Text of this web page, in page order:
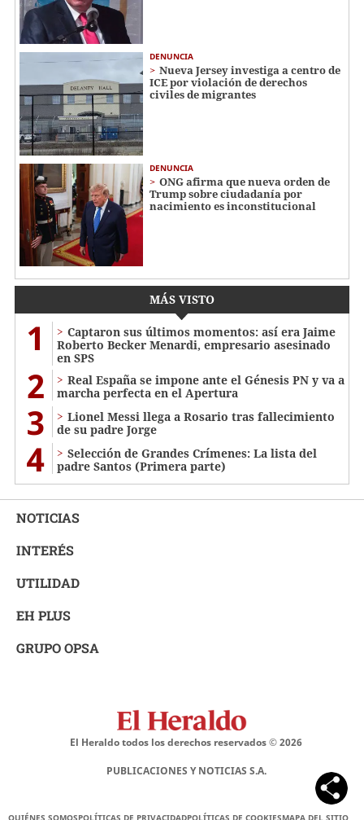
DENUNCIA
Nueva Jersey investiga a centro de
ICE por violación de derechos
civiles de migrantes
DENUNCIA
ONG afirma que nueva orden de
Trump sobre ciudadanía por
nacimiento es inconstitucional
MÁS VISTO
1
Captaron sus últimos momentos: así era Jaime
Roberto Becker Menardi​​​, empresario asesinado
en SPS
2
Real España se impone ante el Génesis PN y va a
marcha perfecta en el Apertura
3
Lionel Messi llega a Rosario tras fallecimiento
de su padre Jorge
4
Selección de Grandes Crímenes: La lista del
padre Santos (Primera parte)
NOTICIAS
INTERÉS
UTILIDAD
EH PLUS
GRUPO OPSA
El Heraldo todos los derechos reservados ©2026
PUBLICACIONES Y NOTICIAS S.A.